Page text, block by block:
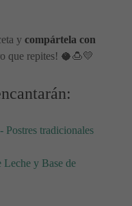
y compártela con
que repites! 🥥🍮💛
Postres tradicionales
Leche y Base de